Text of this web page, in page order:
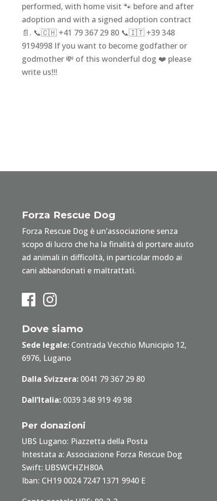
performed, with home visit 🐾 before and after
adoption and with a signed adoption contract
📄. 📞🇨🇭 +41 79 367 29 80 📞🇮🇹 +39 348
9194998 If you want to become godfather or
godmother 💸 of this wonderful dog ❤️ please
write us!!!
Forza Rescue Dog
Forza Rescue Dog è un’associazione senza
scopo di lucro che ha la finalità di portare aiuto
ad animali in difficoltà, in particolar modo ai
cani abbandonati e maltrattati.
Dove siamo
Sede legale:Contrada Vecchio Municipio 12,
6976, Lugano
Dalla Svizzera:0041 79 367 29 80
Dall’Italia:0039 348 919 49 98
Per donazioni
UBS Lugano: Piazzetta della Posta
Intestata a: Associazione Forza Rescue Dog
Swift: UBSWCHZH80A
Iban: CH19 0024 7247 1371 9940 E